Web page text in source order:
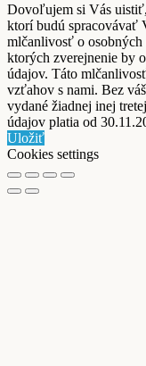
Dovoľujem si Vás
ktorí budú spracovávať
mlčanlivosť o osobných
ktorých zverejnenie by
údajov. Táto
vzťahov s nami. Bez
vydané žiadnej inej
údajov platia od
Uložiť
Cookies settings